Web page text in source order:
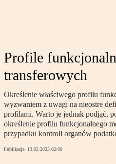
Profile
transferowych
Określenie właściwego profilu
wyzwaniem z uwagi na nieostre
profilami. Warto je jednak podjąć,
określenie profilu funkcjonalnego
przypadku kontroli organów
Publikacja: 13.03.2023 02:00